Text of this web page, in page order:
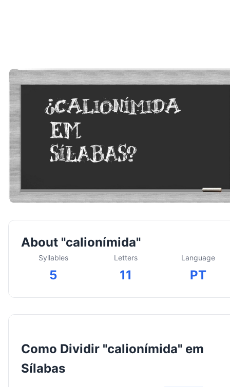
About "calionímida"
Syllables
5
Letters
11
Language
PT
Como Dividir "calionímida" em
Sílabas